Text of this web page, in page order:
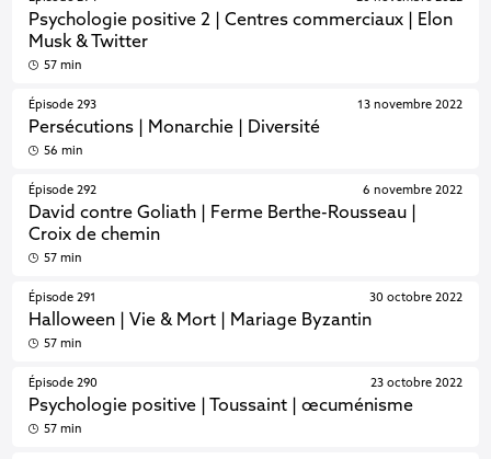
Psychologie positive 2 | Centres commerciaux | Elon
Musk & Twitter
57 min
Épisode 293
Persécutions | Monarchie | Diversité
13 novembre 2022
56 min
Épisode 292
David contre Goliath | Ferme Berthe-Rousseau |
Croix de chemin
6 novembre 2022
57 min
Épisode 291
Halloween | Vie & Mort | Mariage Byzantin
30 octobre 2022
57 min
Épisode 290
Psychologie positive | Toussaint | œcuménisme
23 octobre 2022
57 min